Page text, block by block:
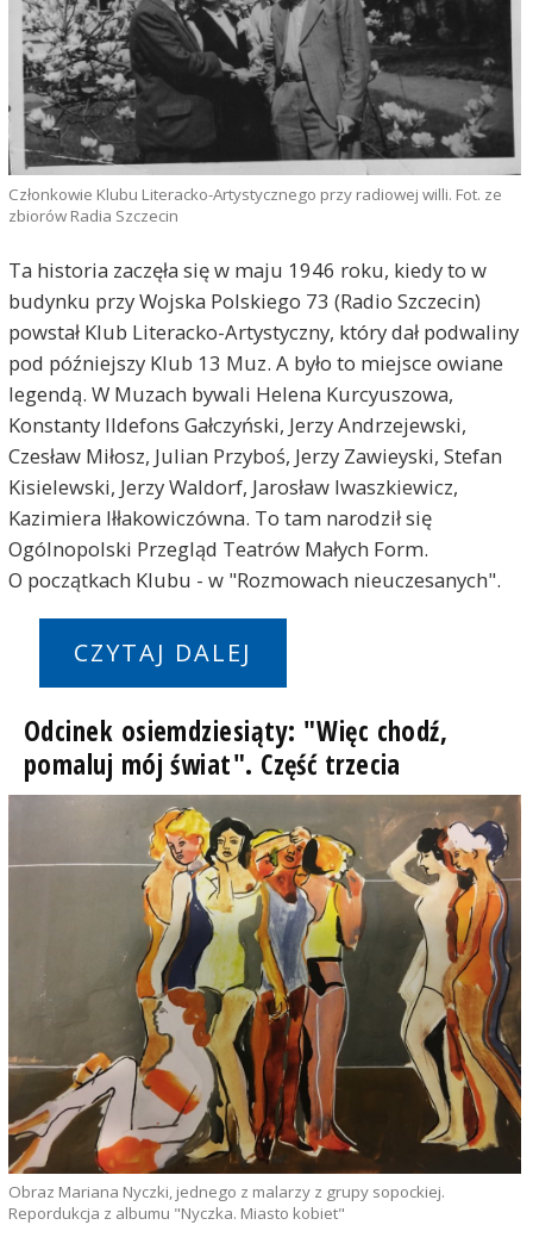
Członkowie Klubu Literacko-Artystycznego przy radiowej willi. Fot. ze
zbiorów Radia Szczecin
Ta historia zaczęła się w maju 1946 roku, kiedy to w
budynku przy Wojska Polskiego 73 (Radio Szczecin)
powstał Klub Literacko-Artystyczny, który dał podwaliny
pod późniejszy Klub 13 Muz. A było to miejsce owiane
legendą. W Muzach bywali Helena Kurcyuszowa,
Konstanty Ildefons Gałczyński, Jerzy Andrzejewski,
Czesław Miłosz, Julian Przyboś, Jerzy Zawieyski, Stefan
Kisielewski, Jerzy Waldorf, Jarosław Iwaszkiewicz,
Kazimiera Iłłakowiczówna. To tam narodził się
Ogólnopolski Przegląd Teatrów Małych Form.
O początkach Klubu - w "Rozmowach nieuczesanych".
CZYTAJ DALEJ
Odcinek osiemdziesiąty: "Więc chodź,
pomaluj mój świat". Część trzecia
Obraz Mariana Nyczki, jednego z malarzy z grupy sopockiej.
Repordukcja z albumu "Nyczka. Miasto kobiet"